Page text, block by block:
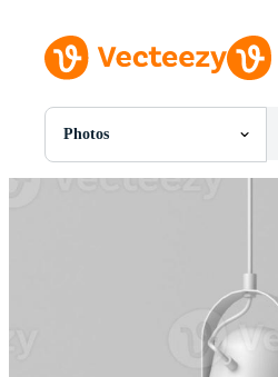
Photos
Toutes Images
Images Éditoriales